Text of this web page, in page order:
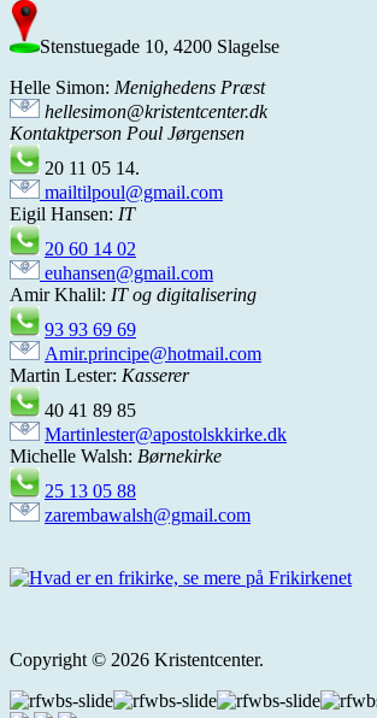
Stenstuegade 10, 4200 Slagelse
Helle Simon: Menighedens Præst
hellesimon@kristentcenter.dk
Kontaktperson Poul Jørgensen
20 11 05 14.
mailtilpoul@gmail.com
Eigil Hansen: IT
20 60 14 02
euhansen@gmail.com
Amir Khalil: IT og digitalisering
93 93 69 69
Amir.principe@hotmail.com
Martin Lester: Kasserer
40 41 89 85
Martinlester@apostolskkirke.dk
Michelle Walsh: Børnekirke
25 13 05 88
zarembawalsh@gmail.com
Copyright © 2026 Kristentcenter.